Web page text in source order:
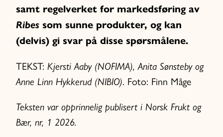
samt regelverket for markedsføring av
Ribes som sunne produkter, og kan
(delvis) gi svar på disse spørsmålene.
TEKST: Kjersti Aaby (NOFIMA), Anita Sønsteby og
Anne Linn Hykkerud (NIBIO). Foto: Finn Måge
Teksten var opprinnelig publisert i Norsk Frukt og
Bær, nr, 1 2026.